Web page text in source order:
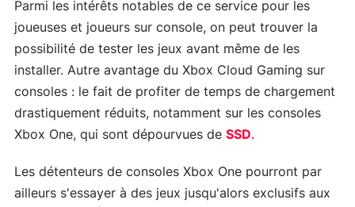
Parmi les intérêts notables de ce service pour les
joueuses et joueurs sur console, on peut trouver la
possibilité de tester les jeux avant même de les
installer. Autre avantage du Xbox Cloud Gaming sur
consoles : le fait de profiter de temps de chargement
drastiquement réduits, notamment sur les consoles
Xbox One, qui sont dépourvues de SSD.
Les détenteurs de consoles Xbox One pourront par
ailleurs s'essayer à des jeux jusqu'alors exclusifs aux